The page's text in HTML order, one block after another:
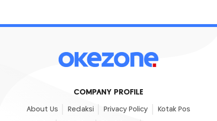
COMPANY PROFILE
About Us Redaksi Privacy Policy Kotak Pos